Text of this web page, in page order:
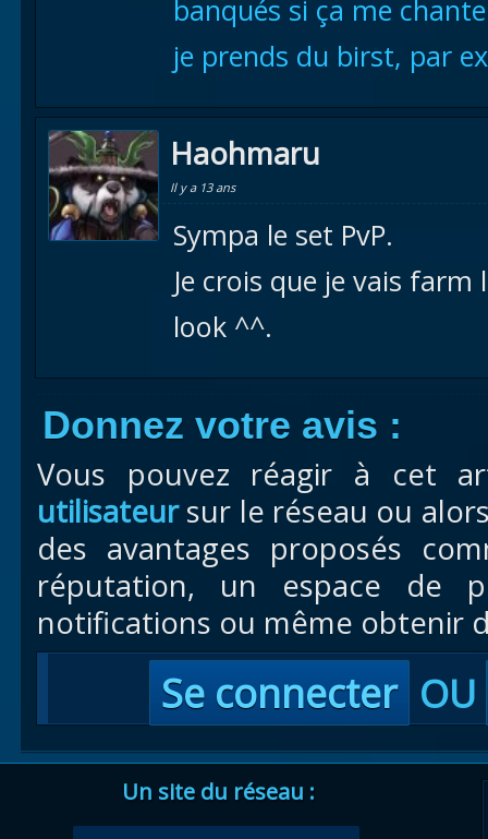
banqués si ça me
je prends du birst, par
Haohmaru
Il y a 13 ans
Sympa le set PvP.
Je crois que je vais farm
look ^^.
Donnez votre avis :
Vous pouvez réagir à cet
utilisateursur le réseau ou
des avantages proposés
réputation, un espace de
notifications ou même obtenir
Se connecter OU
Un site du réseau :